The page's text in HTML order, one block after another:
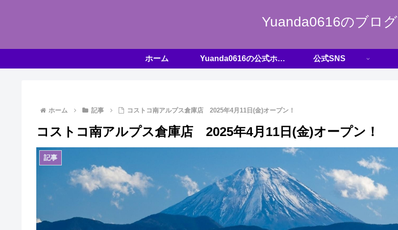
Yuanda0616のブログ
ホーム Yuanda0616の公式ホームページ 公式SNS
ホーム 記事 コストコ南アルプス倉庫店 2025年4月11日(金)オープン！
コストコ南アルプス倉庫店 2025年4月11日(金)オープン！
記事